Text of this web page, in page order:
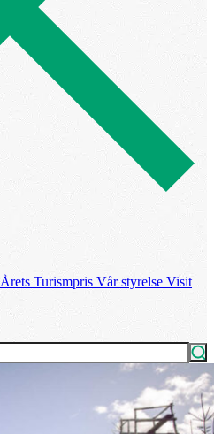
Årets Turismpris Vår styrelse Visit